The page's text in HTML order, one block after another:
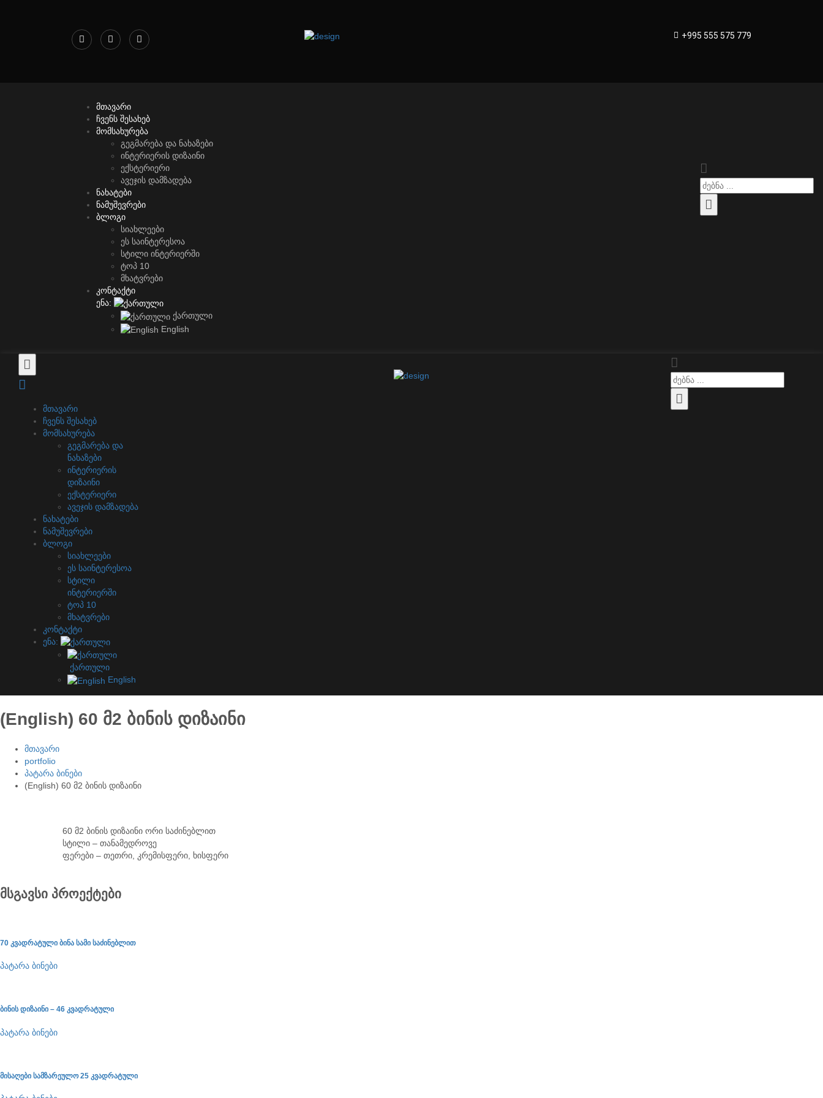
+995 555 575 779
მთავარი
ჩვენს შესახებ
მომსახურება
გეგმარება და ნახაზები
ინტერიერის დიზაინი
ექსტერიერი
ავეჯის დამზადება
ნახატები
ნამუშევრები
ბლოგი
სიახლეები
ეს საინტერესოა
სტილი ინტერიერში
ტოპ 10
მხატვრები
კონტაქტი
ენა:
ქართული
English
მთავარი
ჩვენს შესახებ
მომსახურება
გეგმარება და
ნახაზები
ინტერიერის
დიზაინი
ექსტერიერი
ავეჯის დამზადება
ნახატები
ნამუშევრები
ბლოგი
სიახლეები
ეს საინტერესოა
სტილი
ინტერიერში
ტოპ 10
მხატვრები
კონტაქტი
ენა:
ქართული
English
(English) 60 მ2 ბინის დიზაინი
მთავარი
portfolio
პატარა ბინები
(English) 60 მ2 ბინის დიზაინი
60 მ2 ბინის დიზაინი ორი საძინებლით
სტილი – თანამედროვე
ფერები – თეთრი, კრემისფერი, ხისფერი
მსგავსი პროექტები
70 კვადრატული ბინა სამი საძინებლით
პატარა ბინები
ბინის დიზაინი – 46 კვადრატული
პატარა ბინები
მისაღები სამზარეულო 25 კვადრატული